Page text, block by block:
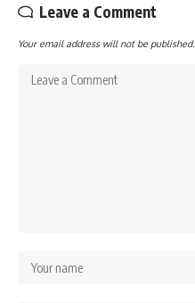
Leave a Comment
Your email address will not be published.